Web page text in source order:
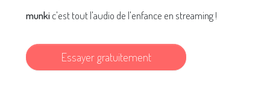
munkic'est tout l'audio de l'enfance en streaming !
Essayer gratuitement